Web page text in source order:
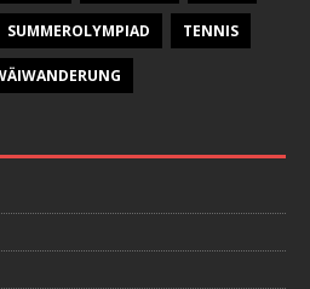
SUMMEROLYMPIAD TENNIS